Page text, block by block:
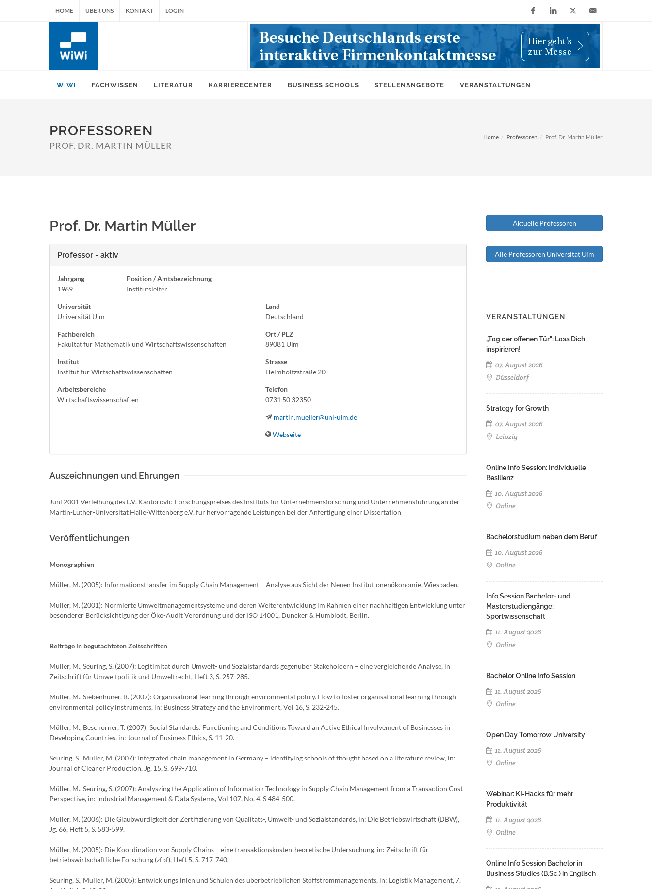
HOME ÜBER UNS KONTAKT LOGIN
FacebookLinkedIn
X
(Twitter)
info@wiwi-
WIWI FACHWISSEN LITERATUR KARRIERECENTER BUSINESS SCHOOLS STELLENANGEBOTE VERANSTALTUNGEN
PROFESSOREN
PROF. DR. MARTIN MÜLLER
Home Professoren Prof. Dr. Martin Müller
Prof. Dr. Martin Müller
Professor - aktiv
Jahrgang
1969
Position / Amtsbezeichnung
Institutsleiter
Universität
Universität Ulm
Fachbereich
Fakultät für Mathematik und Wirtschaftswissenschaften
Institut
Institut für Wirtschaftswissenschaften
Arbeitsbereiche
Wirtschaftswissenschaften
Land
Deutschland
Ort / PLZ
89081 Ulm
Strasse
Helmholtzstraße 20
Telefon
0731 50 32350
martin.mueller@uni-ulm.de
Webseite
Auszeichnungen und Ehrungen
Juni 2001 Verleihung des L.V. Kantorovic-Forschungspreises des Instituts für Unternehmensforschung und Unternehmens­führung an der
Martin-Luther-Universität Halle-Wittenberg e.V. für hervorragende Leistungen bei der Anfertigung einer Dissertation
Veröffentlichungen
Monographien
Müller, M. (2005): Informationstransfer im Supply Chain Management – Analyse aus Sicht der Neuen Institutionenökonomie, Wiesbaden.
Müller, M. (2001): Normierte Umweltmanagementsysteme und deren Weiterentwicklung im Rahmen einer nachhaltigen Entwicklung unter
besonderer Berücksichtigung der Öko-Audit Verordnung und der ISO 14001, Duncker & Humblodt, Berlin.
Beiträge in begutachteten Zeitschriften
Müller, M., Seuring, S. (2007): Legitimität durch Umwelt- und Sozialstandards gegenüber Stakeholdern – eine vergleichende Analyse, in
Zeitschrift für Umweltpolitik und Umweltrecht, Heft 3, S. 257-285.
Müller, M., Siebenhüner, B. (2007): Organisational learning through environmental policy. How to foster organisational learning through
environmental policy instruments, in: Business Strategy and the Environment, Vol 16, S. 232-245.
Müller, M., Beschorner, T. (2007): Social Standards: Functioning and Conditions Toward an Active Ethical Involvement of Businesses in
Developing Countries, in: Journal of Business Ethics, S. 11-20.
Seuring, S., Müller, M. (2007): Integrated chain management in Germany – identifying schools of thought based on a literature review, in:
Journal of Cleaner Production, Jg. 15, S. 699-710.
Müller, M., Seuring, S. (2007): Analyszing the Application of Information Technology in Supply Chain Management from a Transaction Cost
Perspective, in: Industrial Management & Data Systems, Vol 107, No. 4, S 484-500.
Müller, M. (2006): Die Glaubwürdigkeit der Zertifizierung von Qualitäts-, Umwelt- und Sozialstandards, in: Die Betriebswirtschaft (DBW),
Jg. 66, Heft 5, S. 583-599.
Müller, M. (2005): Die Koordination von Supply Chains – eine transaktionskostentheoretische Untersuchung, in: Zeitschrift für
betriebswirtschaftliche Forschung (zfbf), Heft 5, S. 717-740.
Seuring, S., Müller, M. (2005): Entwicklungslinien und Schulen des überbetrieblichen Stoffstrommanagements, in: Logistik Management, 7.
Aktuelle Professoren
Alle Professoren Universität Ulm
VERANSTALTUNGEN
„Tag der offenen Tür": Lass Dich
inspirieren!
07. August 2026
Düsseldorf
Strategy for Growth
07. August 2026
Leipzig
Online Info Session: Individuelle
Resilienz
10. August 2026
Online
Bachelorstudium neben dem Beruf
10. August 2026
Online
Info Session Bachelor- und
Masterstudiengänge:
Sportwissenschaft
11. August 2026
Online
Bachelor Online Info Session
11. August 2026
Online
Open Day Tomorrow University
11. August 2026
Online
Webinar: KI-Hacks für mehr
Produktivität
11. August 2026
Online
Online Info Session Bachelor in
Business Studies (B.Sc.) in Englisch